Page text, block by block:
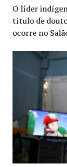
O líder
título de
ocorre no